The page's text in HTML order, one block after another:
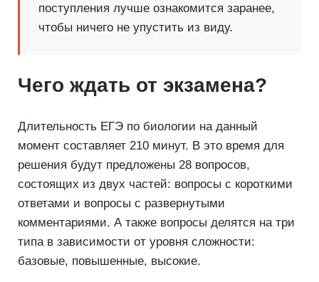
поступления лучше ознакомится заранее,
чтобы ничего не упустить из виду.
Чего ждать от экзамена?
Длительность ЕГЭ по биологии на данный
момент составляет 210 минут. В это время для
решения будут предложены 28 вопросов,
состоящих из двух частей: вопросы с короткими
ответами и вопросы с развернутыми
комментариями. А также вопросы делятся на три
типа в зависимости от уровня сложности:
базовые, повышенные, высокие.